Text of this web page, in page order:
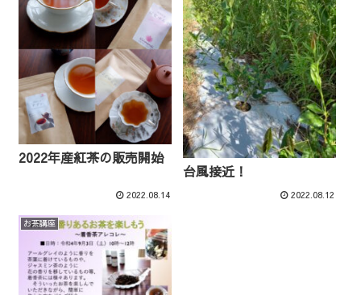
2022年産紅茶の販売開始
2022.08.14
台風接近！
2022.08.12
お茶講座